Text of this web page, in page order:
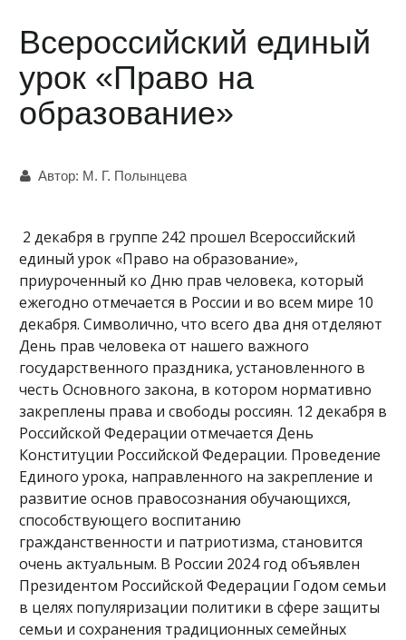
Всероссийский единый
урок «Право на
образование»
Автор: М. Г. Полынцева
2 декабря в группе 242 прошел Всероссийский
единый урок «Право на образование»,
приуроченный ко Дню прав человека, который
ежегодно отмечается в России и во всем мире 10
декабря. Символично, что всего два дня отделяют
День прав человека от нашего важного
государственного праздника, установленного в
честь Основного закона, в котором нормативно
закреплены права и свободы россиян. 12 декабря в
Российской Федерации отмечается День
Конституции Российской Федерации. Проведение
Единого урока, направленного на закрепление и
развитие основ правосознания обучающихся,
способствующего воспитанию
гражданственности и патриотизма, становится
очень актуальным. В России 2024 год объявлен
Президентом Российской Федерации Годом семьи
в целях популяризации политики в сфере защиты
семьи и сохранения традиционных семейных